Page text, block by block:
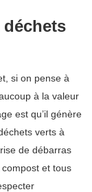
si on pense à
à la valeur
est qu’il génère
verts à
de débarras
et tous